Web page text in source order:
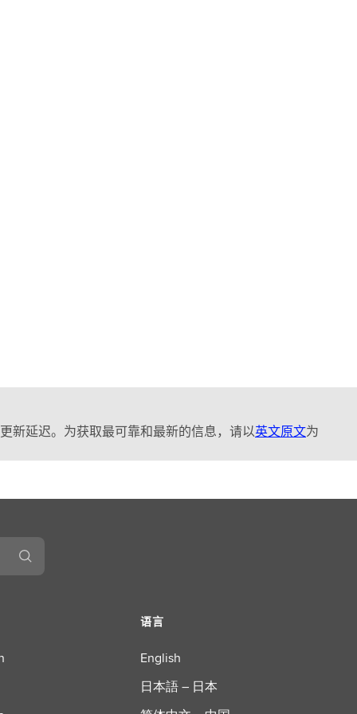
新延迟。为获取最可靠和最新的信息，请以英文原文为
语言
English
日本語 – 日本